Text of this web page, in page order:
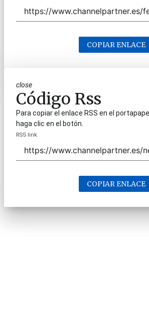
COPIAR ENLACE
close
Código Rss
Para copiar el enlace RSS en el
haga clic en el botón.
RSS link
COPIAR ENLACE